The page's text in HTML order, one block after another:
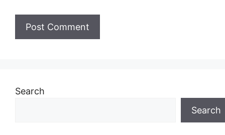
Search
Search